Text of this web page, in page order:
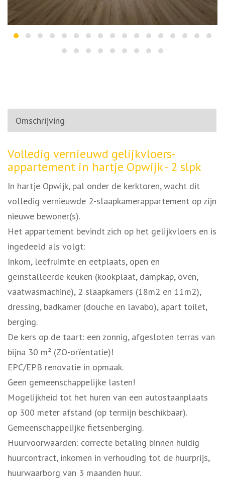
Omschrijving
Omschrijving
Volledig vernieuwd gelijkvloers-
appartement in hartje Opwijk - 2 slpk
In hartje Opwijk, pal onder de kerktoren, wacht dit
volledig vernieuwde 2-slaapkamerappartement op zijn
nieuwe bewoner(s).
Het appartement bevindt zich op het gelijkvloers en is
ingedeeld als volgt:
Inkom, leefruimte en eetplaats, open en
geïnstalleerde keuken (kookplaat, dampkap, oven,
vaatwasmachine), 2 slaapkamers (18m2 en 11m2),
dressing, badkamer (douche en lavabo), apart toilet,
berging.
De kers op de taart: een zonnig, afgesloten terras van
bijna 30 m² (ZO-orïentatie)!
EPC/EPB renovatie in opmaak.
Geen gemeenschappelijke lasten!
Mogelijkheid tot het huren van een autostaanplaats
op 300 meter afstand (op termijn beschikbaar).
Gemeenschappelijke fietsenberging.
Huurvoorwaarden: correcte betaling binnen huidig
huurcontract, inkomen in verhouding tot de huurprijs,
huurwaarborg van 3 maanden huur.